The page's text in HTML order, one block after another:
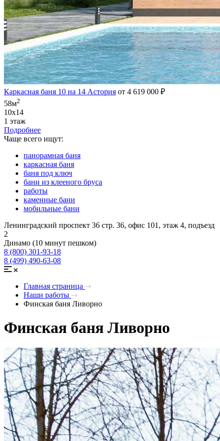
Каркасная баня 10 на 14 Астория от 4 619 000 ₽
58м2
10х14
1 этаж
Подробнее
Чаще всего ищут:
панорамная баня
каркасная баня
баня под ключ
бани из клееного бруса
работы
каменные бани
мобильные бани
Ленинградский проспект 36 стр. 36, офис 101, этаж 4, подъезд
2
Динамо (10 минут пешком)
8 (800) 301-93-18
8 (499) 490-63-08
Главная страница
Наши работы
Финская баня Ливорно
Финская баня Ливорно